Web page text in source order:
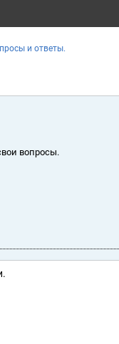
и ответы.
вопросы.